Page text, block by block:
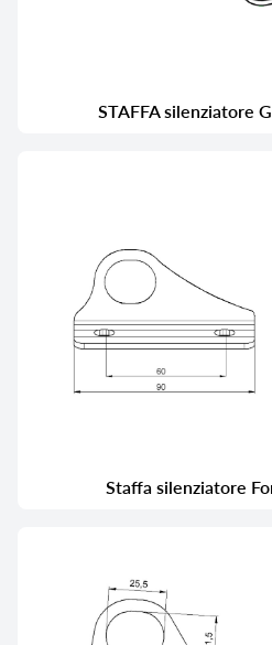
STAFFA silenziatore
Staffa silenziatore